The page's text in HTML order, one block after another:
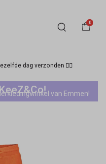
0
dag verzonden 🏃‍♀️
van Emmen!